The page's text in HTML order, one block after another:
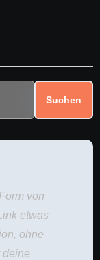
Suchen
von
etwas
ohne
deine